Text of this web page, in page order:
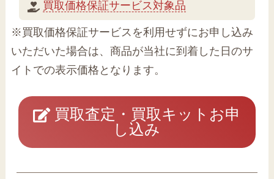
買取価格保証サービス対象品
※買取価格保証サービスを利用せずにお申し込み
いただいた場合は、商品が当社に到着した日のサ
イトでの表示価格となります。
買取査定・買取キットお申
し込み